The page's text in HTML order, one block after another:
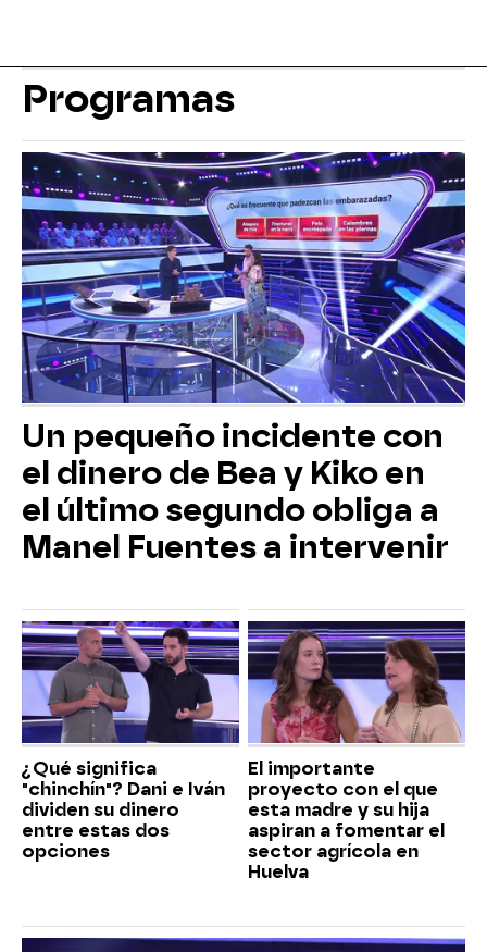
Programas
Un pequeño incidente con
el dinero de Bea y Kiko en
el último segundo obliga a
Manel Fuentes a intervenir
¿Qué significa
"chinchín"? Dani e Iván
dividen su dinero
entre estas dos
opciones
El importante
proyecto con el que
esta madre y su hija
aspiran a fomentar el
sector agrícola en
Huelva